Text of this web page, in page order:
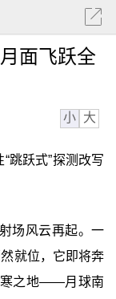
面飞跃全
小 大
跳跃式”探测改写
场风云再起。一
就位，它即将奔
寒之地——月球南